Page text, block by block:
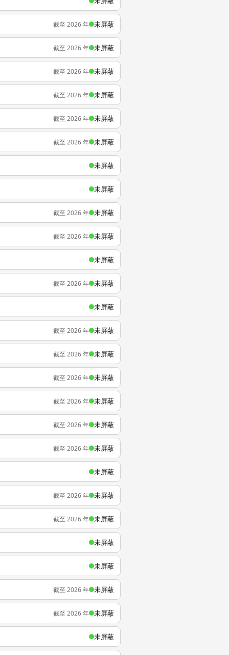
截至 2026 年 未屏蔽
截至 2026 年 未屏蔽
截至 2026 年 未屏蔽
截至 2026 年 未屏蔽
截至 2026 年 未屏蔽
截至 2026 年 未屏蔽
未屏蔽
未屏蔽
截至 2026 年 未屏蔽
截至 2026 年 未屏蔽
未屏蔽
截至 2026 年 未屏蔽
未屏蔽
截至 2026 年 未屏蔽
截至 2026 年 未屏蔽
截至 2026 年 未屏蔽
截至 2026 年 未屏蔽
截至 2026 年 未屏蔽
截至 2026 年 未屏蔽
未屏蔽
截至 2026 年 未屏蔽
截至 2026 年 未屏蔽
未屏蔽
未屏蔽
截至 2026 年 未屏蔽
截至 2026 年 未屏蔽
未屏蔽